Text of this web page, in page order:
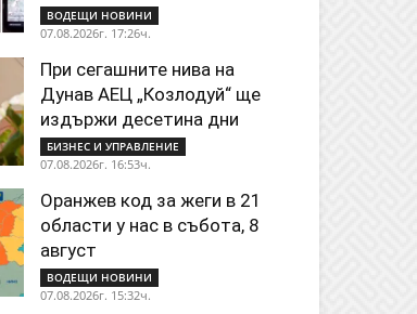
ВОДЕЩИ НОВИНИ
07.08.2026г. 17:26ч.
При сегашните нива на
Дунав АЕЦ „Козлодуй“ ще
издържи десетина дни
БИЗНЕС И УПРАВЛЕНИЕ
07.08.2026г. 16:53ч.
Оранжев код за жеги в 21
области у нас в събота, 8
август
ВОДЕЩИ НОВИНИ
07.08.2026г. 15:32ч.